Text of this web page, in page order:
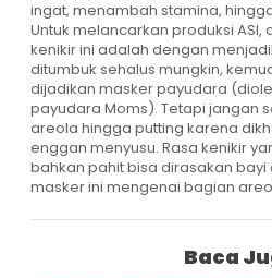
ingat, menambah stamina,
Untuk melancarkan produksi
kenikir ini adalah dengan
ditumbuk sehalus mungkin,
dijadikan masker payudara
payudara Moms). Tetapi jangan
areola hingga putting karena
enggan menyusu. Rasa kenikir
bahkan pahit bisa dirasakan
masker ini mengenai bagian
Baca